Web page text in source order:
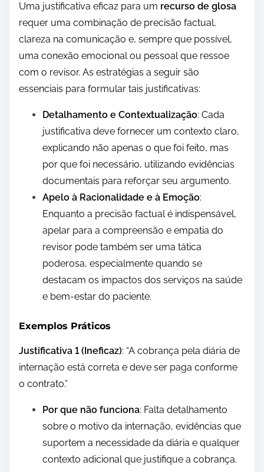
Uma justificativa eficaz para um recurso de glosa
requer uma combinação de precisão factual,
clareza na comunicação e, sempre que possível,
uma conexão emocional ou pessoal que ressoe
com o revisor. As estratégias a seguir são
essenciais para formular tais justificativas:
Detalhamento e Contextualização: Cada
justificativa deve fornecer um contexto claro,
explicando não apenas o que foi feito, mas
por que foi necessário, utilizando evidências
documentais para reforçar seu argumento.
Apelo à Racionalidade e à Emoção:
Enquanto a precisão factual é indispensável,
apelar para a compreensão e empatia do
revisor pode também ser uma tática
poderosa, especialmente quando se
destacam os impactos dos serviços na saúde
e bem-estar do paciente.
Exemplos Práticos
Justificativa 1 (Ineficaz): “A cobrança pela diária de
internação está correta e deve ser paga conforme
o contrato.”
Por que não funciona: Falta detalhamento
sobre o motivo da internação, evidências que
suportem a necessidade da diária e qualquer
contexto adicional que justifique a cobrança.